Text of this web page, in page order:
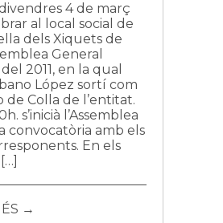
4 de març
al local social de
dels Xiquets de
General
2011, en la qual
López sortí com
de Colla de l’entitat.
s’inicià l’Assemblea
convocatòria amb els
En els
→